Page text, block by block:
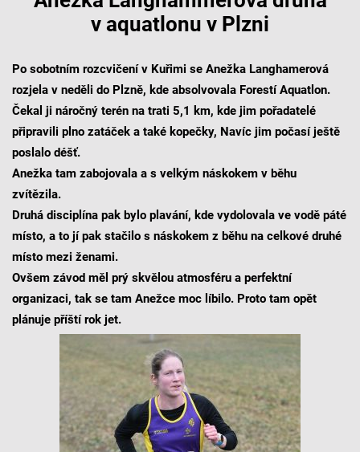
v aquatlonu v Plzni
Po sobotním rozcvičení v Kuřimi se Anežka Langhamerová
rozjela v neděli do Plzně, kde absolvovala Forestí Aquatlon.
Čekal ji náročný terén na trati 5,1 km, kde jim pořadatelé
připravili plno zatáček a také kopečky, Navíc jim počasí ještě
poslalo déšť.
Anežka tam zabojovala a s velkým náskokem v běhu
zvítězila.
Druhá disciplína pak bylo plavání, kde vydolovala ve vodě páté
místo, a to jí pak stačilo s náskokem z běhu na celkové druhé
místo mezi ženami.
Ovšem závod měl prý skvělou atmosféru a perfektní
organizaci, tak se tam Anežce moc líbilo. Proto tam opět
plánuje příští rok jet.